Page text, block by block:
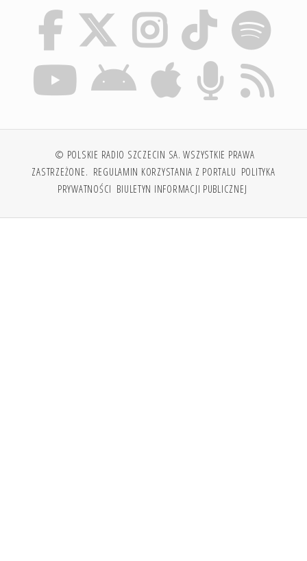
© POLSKIE RADIO SZCZECIN SA. WSZYSTKIE PRAWA
ZASTRZEŻONE. REGULAMIN KORZYSTANIA Z PORTALU POLITYKA
PRYWATNOŚCI BIULETYN INFORMACJI PUBLICZNEJ